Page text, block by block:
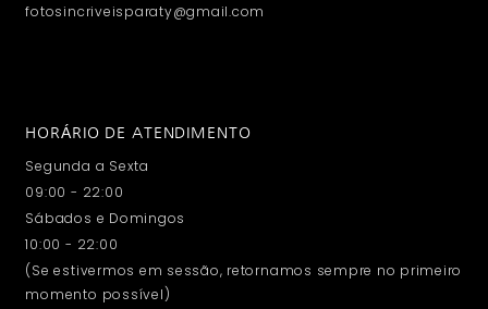
fotosincriveisparaty@gmail.com
HORÁRIO DE ATENDIMENTO
Segunda a Sexta
09:00 - 22:00
Sábados e Domingos
10:00 - 22:00
(Se estivermos em sessão, retornamos sempre no primeiro
momento possível)